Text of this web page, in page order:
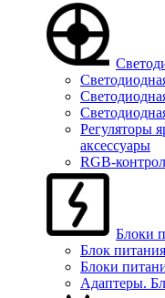
Регуляторы
аксессуары
RGB-
Блоки
Блок
Блоки
Адаптеры.